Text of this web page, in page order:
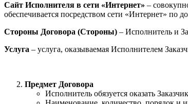
Сайт Исполнителя в сети «Интернет» –
обеспечивается посредством сети «Интернет» по
Стороны Договора (Стороны) – Исполнитель и
Услуга – услуга, оказываемая Исполнителем
Предмет Договора
Исполнитель обязуется оказать